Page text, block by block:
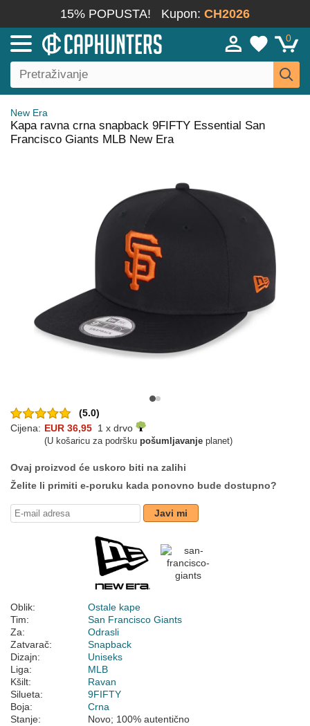
15% POPUSTA! Kupon: CH2026
0
New Era
Kapa ravna crna snapback 9FIFTY Essential San
Francisco Giants MLB New Era
(5.0)
Cijena: EUR 36,95 1 x drvo
(U košaricu za podršku pošumljavanje planet)
Ovaj proizvod će uskoro biti na zalihi
Želite li primiti e-poruku kada ponovno bude dostupno?
Javi mi
Oblik:
Ostale kape
Tim:
San Francisco Giants
Za:
Odrasli
Zatvarač:
Snapback
Dizajn:
Uniseks
Liga:
MLB
Kšilt:
Ravan
Silueta:
9FIFTY
Boja:
Crna
Stanje:
Novo; 100% autentično